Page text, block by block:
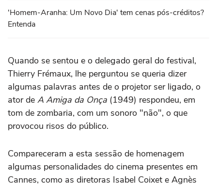
'Homem-Aranha: Um Novo Dia' tem cenas pós-créditos?
Entenda
Quando se sentou e o delegado geral do festival,
Thierry Frémaux, lhe perguntou se queria dizer
algumas palavras antes de o projetor ser ligado, o
ator de A Amiga da Onça (1949) respondeu, em
tom de zombaria, com um sonoro "não", o que
provocou risos do público.
Compareceram a esta sessão de homenagem
algumas personalidades do cinema presentes em
Cannes, como as diretoras Isabel Coixet e Agnès